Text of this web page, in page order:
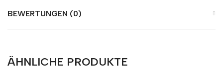
BEWERTUNGEN (0)
ÄHNLICHE PRODUKTE